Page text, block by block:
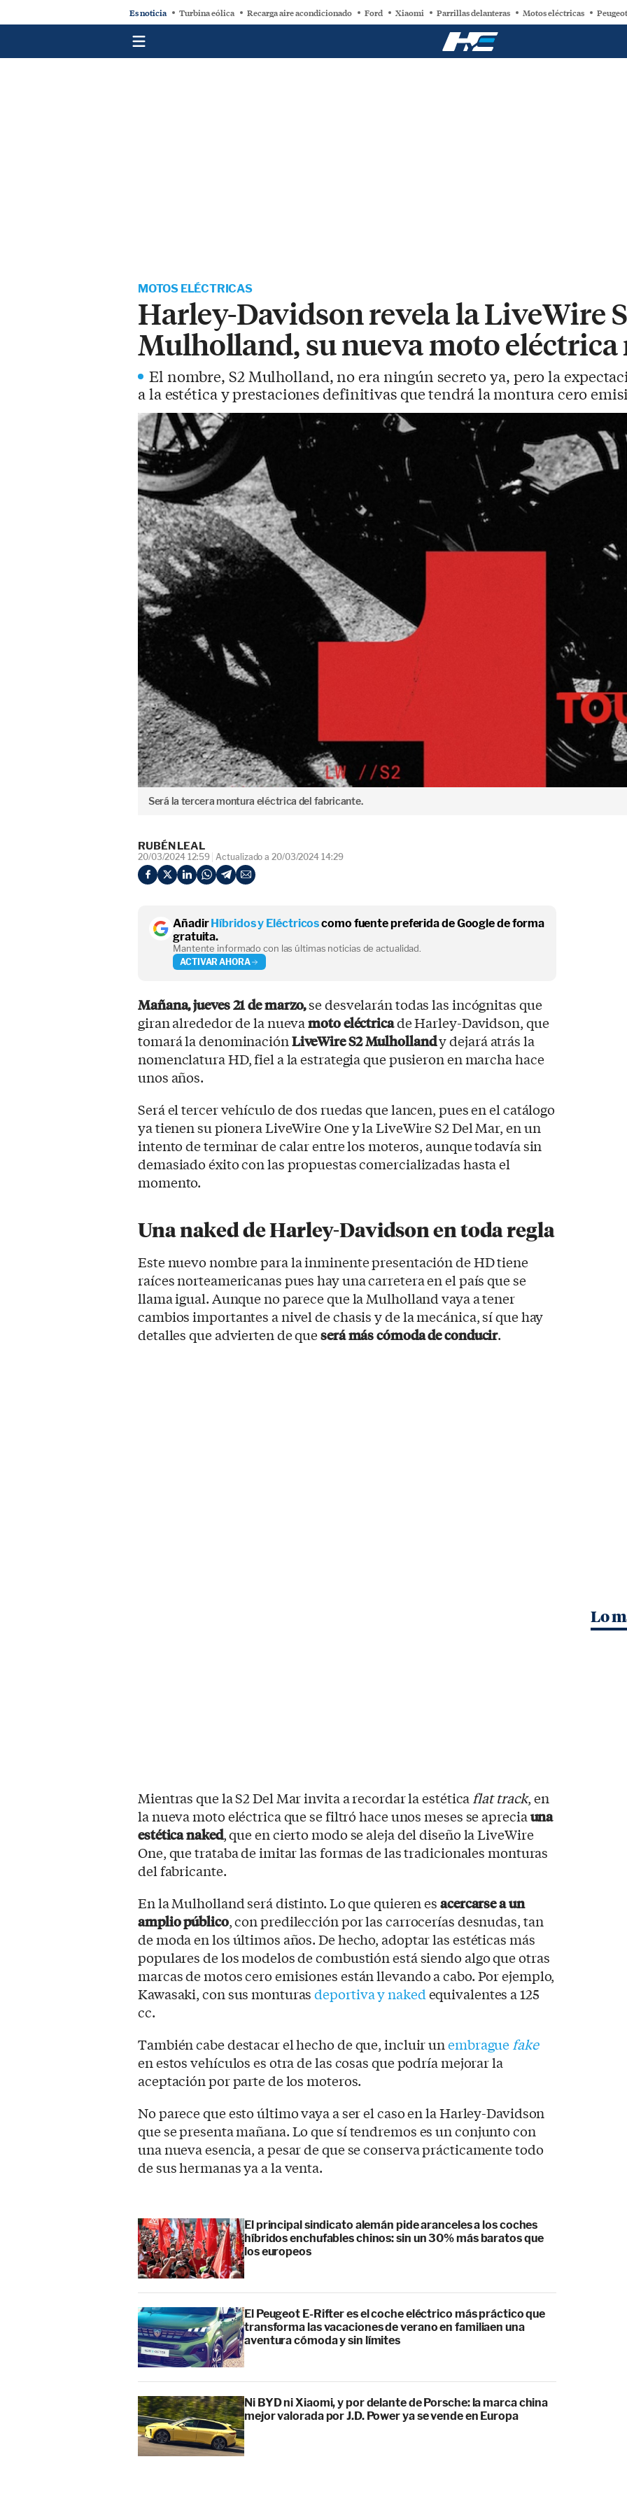
Es noticia Turbina eólica Recarga aire acondicionado Ford Xiaomi Parrillas delanteras Motos eléctricas
MOTOS ELÉCTRICAS
Harley-Davidson revela la LiveWire
Mulholland, su nueva moto eléctrica
El nombre, S2 Mulholland, no era ningún secreto ya, pero la
a la estética y prestaciones definitivas que tendrá la montura cero
Será la tercera montura eléctrica del fabricante.
RUBÉN LEAL
20/03/2024 12:59 Actualizado a 20/03/2024 14:29
Añadir Híbridos y Eléctricoscomo fuente preferida de Google de forma
gratuita.
Mantente informado con las últimas noticias de actualidad.
ACTIVAR AHORA
Mañana, jueves 21 de marzo,se desvelarán todas las incógnitas que
giran alrededor de la nuevamoto eléctricade Harley-Davidson, que
tomará la denominaciónLiveWire S2 Mulhollandy dejará atrás la
nomenclatura HD, fiel a la estrategia que pusieron en marcha hace
unos años.
Será el tercer vehículo de dos ruedas que lancen, pues en el catálogo
ya tienen su pionera LiveWire One y la LiveWire S2 Del Mar, en un
intento de terminar de calar entre los moteros, aunque todavía sin
demasiado éxito con las propuestas comercializadas hasta el
momento.
Una naked de Harley-Davidson en toda regla
Este nuevo nombre para la inminente presentación de HD tiene
raíces norteamericanas pues hay una carretera en el país que se
llama igual. Aunque no parece que la Mulholland vaya a tener
cambios importantes a nivel de chasis y de la mecánica, sí que hay
detalles que advierten de queserá más cómoda de conducir.
Mientras que la S2 Del Mar invita a recordar la estéticaflat track, en
la nueva moto eléctrica que se filtró hace unos meses se apreciauna
estética naked, que en cierto modo se aleja del diseño la LiveWire
One, que trataba de imitar las formas de las tradicionales monturas
del fabricante.
En la Mulholland será distinto. Lo que quieren esacercarse a un
amplio público, con predilección por las carrocerías desnudas, tan
de moda en los últimos años. De hecho, adoptar las estéticas más
populares de los modelos de combustión está siendo algo que otras
marcas de motos cero emisiones están llevando a cabo. Por ejemplo,
Kawasaki, con sus monturasdeportiva y nakedequivalentes a 125
cc.
También cabe destacar el hecho de que, incluir unembraguefake
en estos vehículos es otra de las cosas que podría mejorar la
aceptación por parte de los moteros.
No parece que esto último vaya a ser el caso en la Harley-Davidson
que se presenta mañana. Lo que sí tendremos es un conjunto con
una nueva esencia, a pesar de que se conserva prácticamente todo
de sus hermanas ya a la venta.
El principal sindicato alemán pide aranceles a los coches
híbridos enchufables chinos: sin un 30% más baratos que
los europeos
El Peugeot E-Rifter es el coche eléctrico más práctico que
transforma las vacaciones de verano en familiaen una
aventura cómoda y sin límites
Ni BYD ni Xiaomi, y por delante de Porsche: la marca china
mejor valorada por J.D. Power ya se vende en Europa
Lo